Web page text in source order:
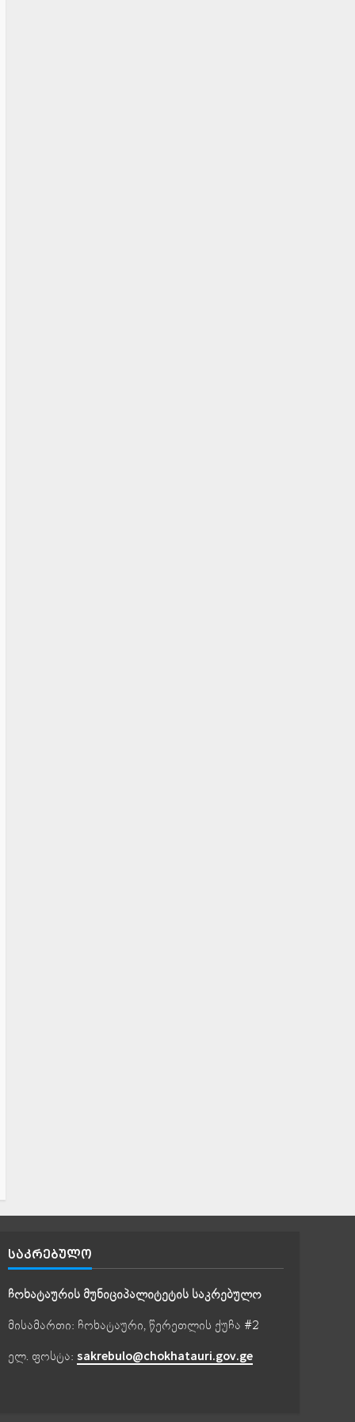
ᲡᲐᲙᲠᲔᲑᲣᲚᲝ
ჩოხატაურის მუნიციპალიტეტის საკრებულო
მისამართი: ჩოხატაური, წერეთლის ქუჩა #2
ელ. ფოსტა: sakrebulo@chokhatauri.gov.ge